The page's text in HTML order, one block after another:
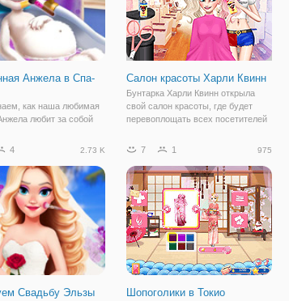
Анжела в Спа-
как наша любимая
любит за собой
и модный вид. Эта
ребеночка от ее
Сегодня наступил тот
Салон красоты Харли Квинн
Бунтарка Харли Квинн открыла
свой салон красоты, где будет
перевоплощать всех посетителей
Дисней решили
и отправились к ней. В онлайн игре
"Салон красоты
4 2.73 K
Свадьбу Эльзы
7 1 975
Шопоголики в Токио